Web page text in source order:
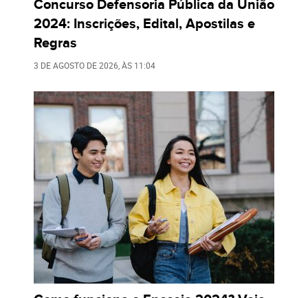
Concurso Defensoria Pública da União
2024: Inscrições, Edital, Apostilas e
Regras
3 DE AGOSTO DE 2026 , ÀS 11:04